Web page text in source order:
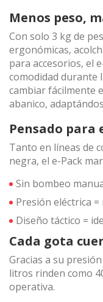
Menos peso,
Con solo 3 kg de
ergonómicas,
para accesorios, el
comodidad durante
cambiar fácilmente
abanico,
Pensado para
Tanto en líneas de
negra, el e-Pack
Sin bombeo
Presión eléctrica =
Diseño táctico =
Cada gota
Gracias a su
litros rinden como
operativa.
Modificar
Técnicas y
Este sitio web
información con la
Si continua
de configurar su
impedir que sean
deberá tener en
dificultades de
Analíticas y
Permiten realizar el
comportamiento de
información
utiliza en la
elaboración de
el fin de introducir
datos de uso que
guardar la
mejorar la calidad